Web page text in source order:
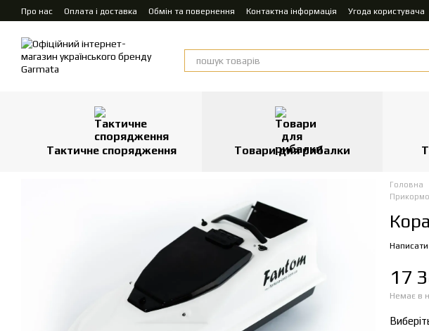
Перейти до основного контенту
Про нас Оплата і доставка Обмін та повернення Контактна інформація Угода користувача
Тактичне спорядження Товари для рибалки
Головна
Написати
17
Немає в